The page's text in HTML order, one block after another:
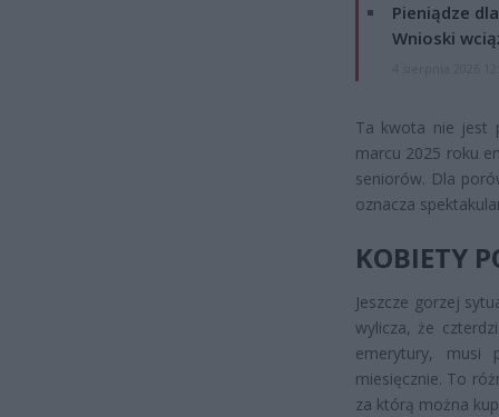
Pieniądze
Wnioski
Ta kwota nie jest
marcu 2025 roku
seniorów. Dla
oznacza
KOBIETY
Jeszcze gorzej
wylicza, że
emerytury, musi
miesięcznie. To
za którą można